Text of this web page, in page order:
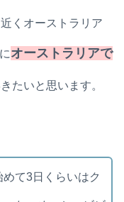
くオーストラリア
オーストラリアで
たいと思います。
て3日くらいはク